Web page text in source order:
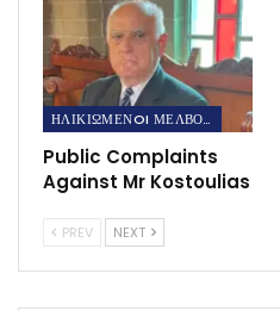
ΗΛΙΚΙΩΜΕΝOI ΜΕΛΒΟΥΡΝΗΣ
Public Complaints
Against Mr Kostoulias
PREV NEXT